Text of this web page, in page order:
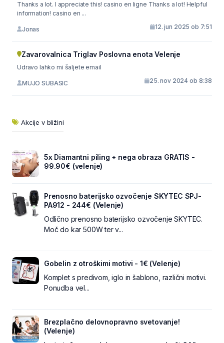
Thanks a lot. I appreciate this! casino en ligne Thanks a lot! Helpful
information! casino en ...
Jonas 12. jun 2025 ob 7:51
Zavarovalnica Triglav Poslovna enota Velenje
Udravo lahko mi šaljete email
MUJO SUBASIC 25. nov 2024 ob 8:38
Akcije v bližini
5x Diamantni piling + nega obraza GRATIS -
99.90€ (velenje)
Prenosno baterijsko ozvočenje SKYTEC SPJ-
PA912 - 244€ (Velenje)
Odlično prenosno baterijsko ozvočenje SKYTEC.
Moč do kar 500W ter v...
Gobelin z otroškimi motivi - 1€ (Velenje)
Komplet s predivom, iglo in šablono, različni motivi.
Ponudba vel...
Brezplačno delovnopravno svetovanje!
(Velenje)